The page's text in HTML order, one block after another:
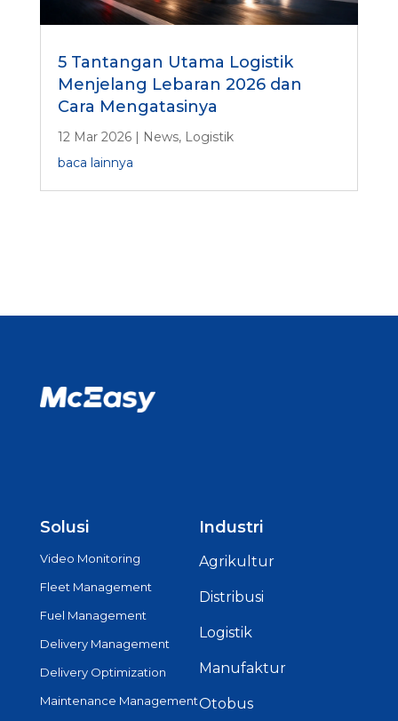
5 Tantangan Utama Logistik
Menjelang Lebaran 2026 dan
Cara Mengatasinya
12 Mar 2026| News, Logistik
baca lainnya
Solusi
Video Monitoring
Fleet Management
Fuel Management
Delivery Management
Delivery Optimization
Maintenance Management
Industri
Agrikultur
Distribusi
Logistik
Manufaktur
Otobus